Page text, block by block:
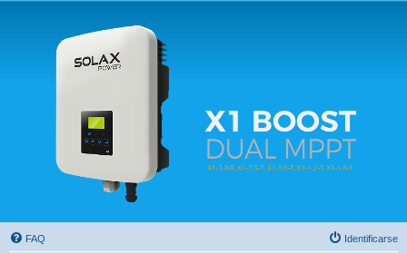
Solax FAQ
Lugar para intercambiar dudas sobre inversores solares Solax y temas relacionados.
FAQ Identificarse